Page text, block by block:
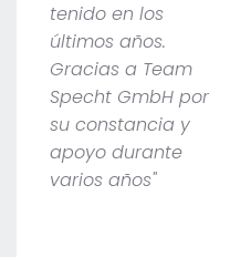
tenido en los
últimos años.
Gracias a Team
Specht GmbH por
su constancia y
apoyo durante
varios años"